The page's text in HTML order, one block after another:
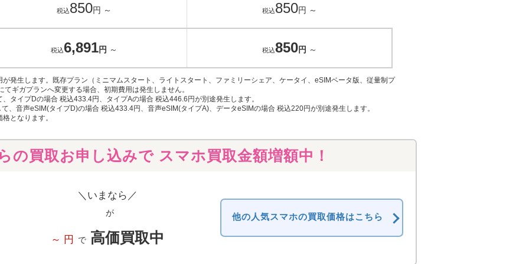
税込850円 ～ 税込850円 ～
税込6,891円 ～ 税込850円 ～
発生します。既存プラン（ミニマムスタート、ライトスタート、ファミリーシェア、ケータイ、eSIMベータ版、従量制プ
ギガプランへ変更する場合、初期費用は発生しません。
タイプDの場合 税込433.4円、タイプAの場合 税込446.6円が別途発生します。
、音声eSIM(タイプD)の場合 税込433.4円、音声eSIM(タイプA)、データeSIMの場合 税込220円が別途発生します。
となります。
の買取お申し込みで スマホ買取金額増額中！
＼いまなら／
が
～ 円 で 高価買取中
他の人気スマホの買取価格はこちら